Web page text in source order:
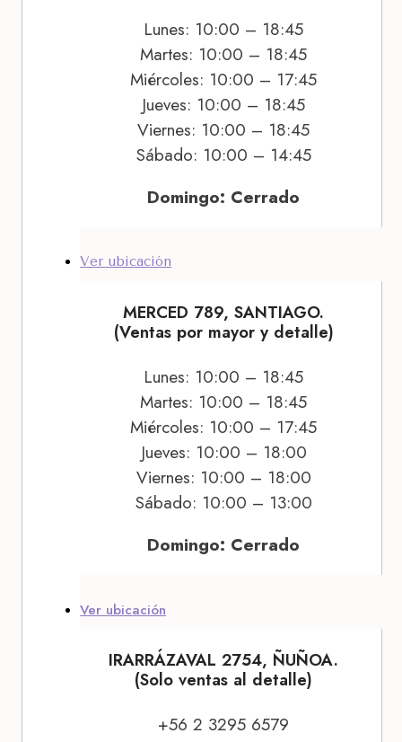
Lunes: 10:00 – 18:45
Martes: 10:00 – 18:45
Miércoles: 10:00 – 17:45
Jueves: 10:00 – 18:45
Viernes: 10:00 – 18:45
Sábado: 10:00 – 14:45
Domingo: Cerrado
Ver ubicación
MERCED 789, SANTIAGO.
(Ventas por mayor y detalle)
Lunes: 10:00 – 18:45
Martes: 10:00 – 18:45
Miércoles: 10:00 – 17:45
Jueves: 10:00 – 18:00
Viernes: 10:00 – 18:00
Sábado: 10:00 – 13:00
Domingo: Cerrado
Ver ubicación
IRARRÁZAVAL 2754, ÑUÑOA.
(Solo ventas al detalle)
+56 2 3295 6579